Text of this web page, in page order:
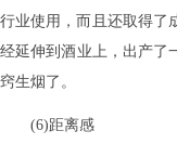
行业使用，而且还取得了
经延伸到酒业上，出产了
窍生烟了。
(6)距离感